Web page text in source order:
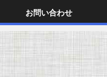
お問い合わせ